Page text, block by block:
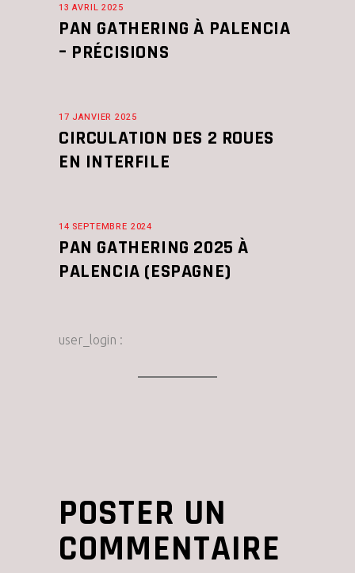
13 AVRIL 2025
PAN GATHERING À PALENCIA
– PRÉCISIONS
17 JANVIER 2025
CIRCULATION DES 2 ROUES
EN INTERFILE
14 SEPTEMBRE 2024
PAN GATHERING 2025 À
PALENCIA (ESPAGNE)
user_login :
POSTER UN
COMMENTAIRE